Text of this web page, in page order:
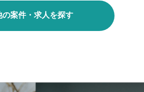
の案件・求人を探す